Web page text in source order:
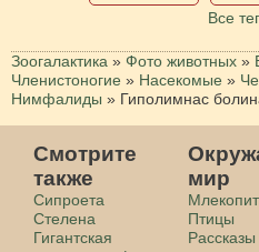
Все
Зоогалактика » Фото животных »
Членистоногие » Насекомые »
Нимфалиды » Гиполимнас
Смотрите
также
Сипроета
Стелена
Гигантская
мир
Птицы